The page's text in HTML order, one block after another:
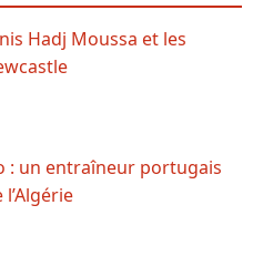
Hadj Moussa et les
: un entraîneur portugais